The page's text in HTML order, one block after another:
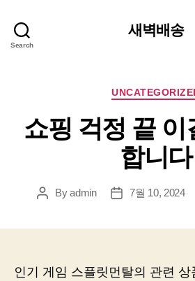
Search
새벽배송
쇼핑 걱정 끝 이
합니다
PostByadmin
Post7월 10, 2024
인기 게임 스플릿먼탈의 관련